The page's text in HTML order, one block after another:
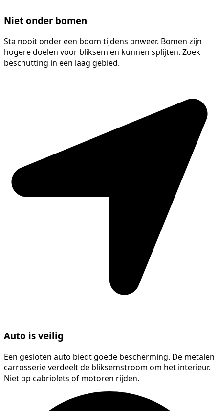
Niet onder bomen
Sta nooit onder een boom tijdens onweer. Bomen zijn
hogere doelen voor bliksem en kunnen splijten. Zoek
beschutting in een laag gebied.
Auto is veilig
Een gesloten auto biedt goede bescherming. De metalen
carrosserie verdeelt de bliksemstroom om het interieur.
Niet op cabriolets of motoren rijden.